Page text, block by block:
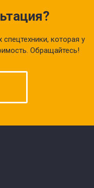
которая у
Обращайтесь!